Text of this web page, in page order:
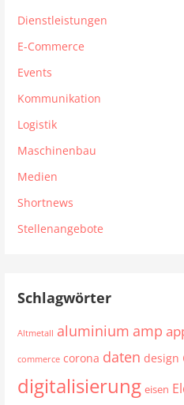
Dienstleistungen
E-Commerce
Events
Kommunikation
Logistik
Maschinenbau
Medien
Shortnews
Stellenangebote
Schlagwörter
Altmetall aluminium amp
commerce corona daten design
digitalisierung eisen